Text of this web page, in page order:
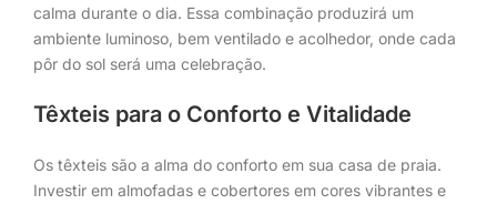
calma durante o dia. Essa combinação produzirá um
ambiente luminoso, bem ventilado e acolhedor, onde cada
pôr do sol será uma celebração.
Têxteis para o Conforto e Vitalidade
Os têxteis são a alma do conforto em sua casa de praia.
Investir em almofadas e cobertores em cores vibrantes e